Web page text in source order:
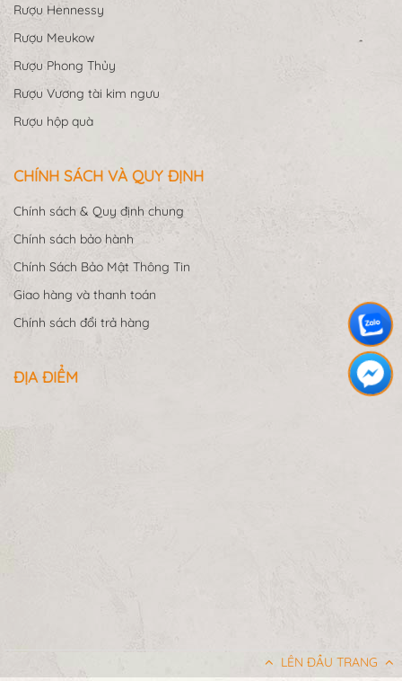
LÊN ĐẦU TRANG
Rượu Hennessy
Rượu Meukow
Rượu Phong Thủy
Rượu Vương tài kim ngưu
Rượu hộp quà
CHÍNH SÁCH VÀ QUY ĐỊNH
Chính sách & Quy định chung
Chính sách bảo hành
Chính Sách Bảo Mật Thông Tin
Giao hàng và thanh toán
Chính sách đổi trả hàng
ĐỊA ĐIỂM